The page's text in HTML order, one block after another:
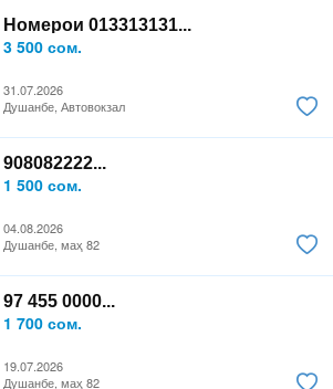
Номерои 013313131...
3 500 сом.
31.07.2026
Душанбе, Автовокзал
908082222...
1 500 сом.
04.08.2026
Душанбе, маҳ 82
97 455 0000...
1 700 сом.
19.07.2026
Душанбе, маҳ 82